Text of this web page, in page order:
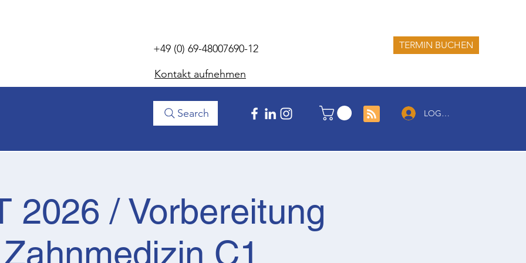
+49 (0) 69-48007690-12 TERMIN BUCHEN
Kontakt aufnehmen
Search LOG IN
2026 / Vorbereitung
Zahnmedizin C1